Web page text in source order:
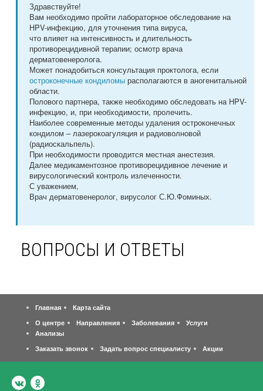
Здравствуйте!
Вам необходимо пройти лабораторное обследование на
HPV-инфекцию, для уточнения типа вируса,
что влияет на интенсивность и длительность
противорецидивной терапии; осмотр врача
дерматовенеролога.
Может понадобиться консультация проктолога, если
остроконечные кондиломы располагаются в аногенитальной
области.
Полового партнера, также необходимо обследовать на HPV-
инфекцию, и, при необходимости, пролечить.
Наиболее современные методы удаления остроконечных
кондилом – лазерокоагуляция и радиоволновой
(радиоскальпель).
При необходимости проводится местная анестезия.
Далее медикаментозное противорецидивное лечение и
вирусологический контроль излеченности.
С уважением,
Врач дерматовенеролог, вирусолог С.Ю.Фоминых.
ВОПРОСЫ И ОТВЕТЫ
Главная
Карта сайта
О центре
Направления Заболевания
Услуги
Анализы
Заказать звонок
Задать вопрос специалисту Акции